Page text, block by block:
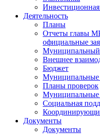
Инвестиционная
Деятельность
Планы
Отчеты главы
официальные
Муниципальный
Внешнее
Бюджет
Планы проверок
Муниципальные
Социальная
Документы
Документы